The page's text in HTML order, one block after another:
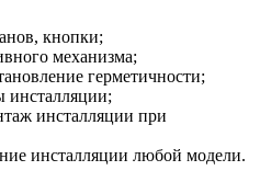
кнопки;
механизма;
герметичности;
инсталляции;
инсталляции при
инсталляции любой модели.